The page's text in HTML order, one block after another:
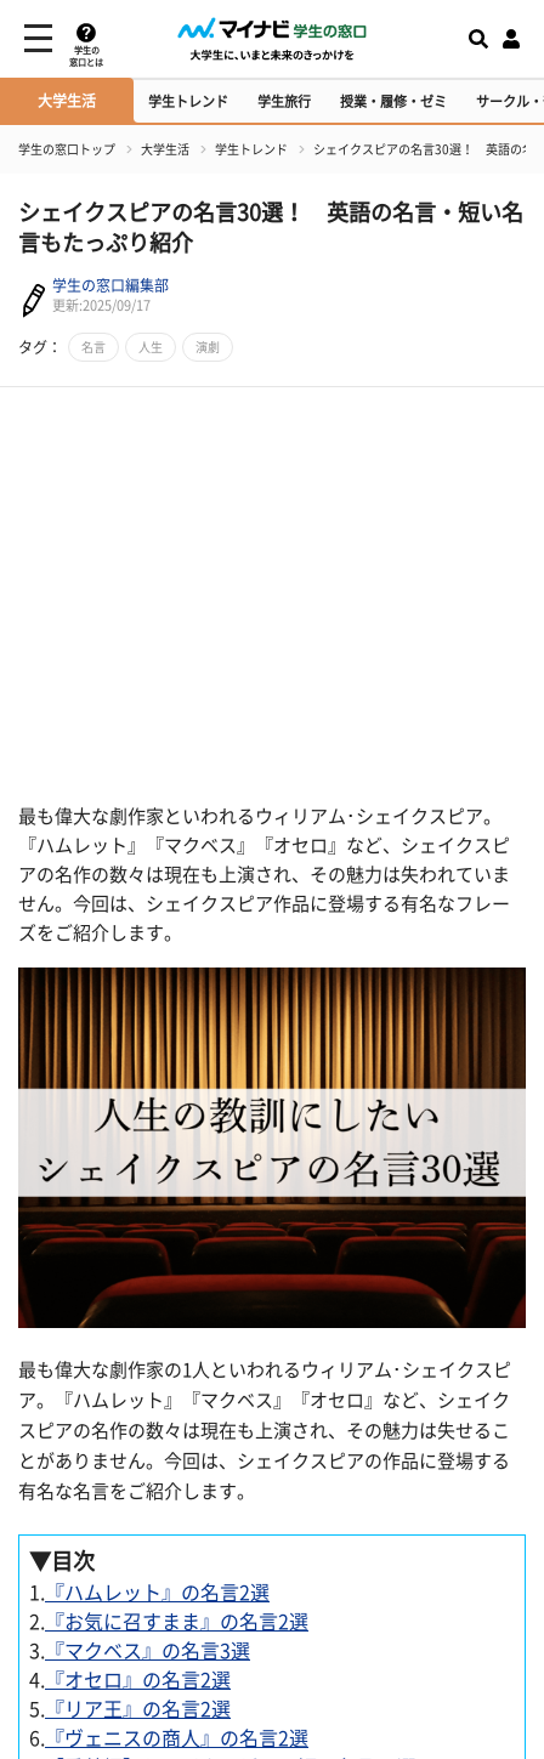
学生の
窓口とは
大学生活 学生トレンド 学生旅行 授業・履修・ゼミ サークル
学生の窓口トップ 大学生活 学生トレンド シェイクスピアの名言30選！ 英語の名
シェイクスピアの名言30選！ 英語の名言・短い名
言もたっぷり紹介
学生の窓口編集部
更新:2025/09/17
タグ： 名言 人生 演劇
最も偉大な劇作家といわれるウィリアム･シェイクスピア。
『ハムレット』『マクベス』『オセロ』など、シェイクスピ
アの名作の数々は現在も上演され、その魅力は失われていま
せん。今回は、シェイクスピア作品に登場する有名なフレー
ズをご紹介します。
最も偉大な劇作家の1人といわれるウィリアム･シェイクスピ
ア。『ハムレット』『マクベス』『オセロ』など、シェイク
スピアの名作の数々は現在も上演され、その魅力は失せるこ
とがありません。今回は、シェイクスピアの作品に登場する
有名な名言をご紹介します。
▼目次
1.
『ハムレット』の名言2選
2.
『お気に召すまま』の名言2選
3.
『マクベス』の名言3選
4.
『オセロ』の名言2選
5.
『リア王』の名言2選
6.
『ヴェニスの商人』の名言2選